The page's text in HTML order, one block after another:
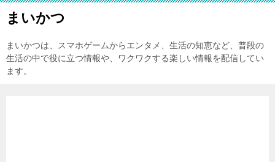
まいかつ
まいかつは、スマホゲームからエンタメ、生活の知恵など、普段の
生活の中で役に立つ情報や、ワクワクする楽しい情報を配信してい
ます。